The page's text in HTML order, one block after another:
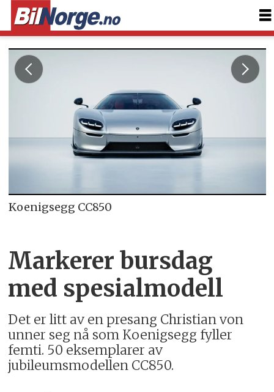
Koenigsegg CC850
Markerer bursdag
med spesialmodell
Det er litt av en presang Christian von
unner seg nå som Koenigsegg fyller
femti. 50 eksemplarer av
jubileumsmodellen CC850.